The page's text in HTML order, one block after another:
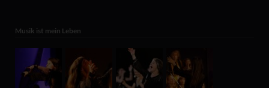
Musik ist mein Leben